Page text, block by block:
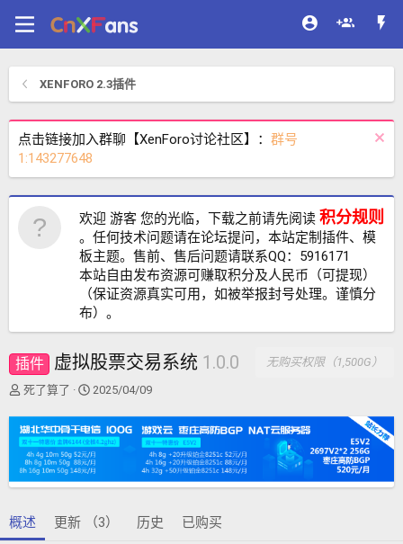
XENFORO 2.3插件
点击链接加入群聊【XenForo讨论社区】： 群号
1:143277648
欢迎 游客 您的光临，下载之前请先阅读 积分规则
。任何技术问题请在论坛提问，本站定制插件、模
板主题。售前、售后问题请联系QQ：5916171
本站自由发布资源可赚取积分及人民币（可提现）
（保证资源真实可用，如被举报封号处理。谨慎分
布）。
插件 虚拟股票交易系统 1.0.0
无购买权限（1,500G）
作
死了算了
创
日
期
2025/04/09
概述 更新 （3） 历史 已购买